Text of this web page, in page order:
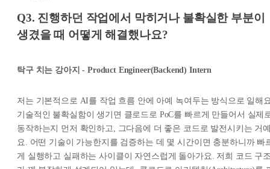
Q3. 진행하던 작업에서 막히거나 불확실한 부분이
생겼을 때 어떻게 해결했나요?
탁구 치는 강아지 - Product Engineer(Backend) Intern
저는 기본적으로 AI를 작업 흐름 안에 아예 녹여두는 방식으로 일해
기술적인 불확실함이 생기면 클로드로 PoC를 빠르게 만들어서 실제
동작하는지 먼저 확인하고, 그다음에 더 좋은 코드로 발전시키는 거
요. 어떤 기술이 가능한지를 검증하는 데 몇 시간이면 충분하니까 빠
게 실행하고 실패하는 사이클이 자연스럽게 돌아가요. 저희 코드 구